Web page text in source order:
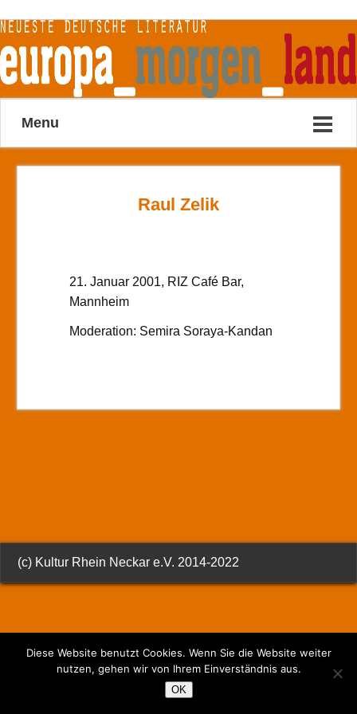
Menu
Raul Zelik
21. Januar 2001, RIZ Café Bar,
Mannheim
Moderation: Semira Soraya-Kandan
(c) Kultur Rhein Neckar e.V. 2014-2022
Diese Website benutzt Cookies. Wenn Sie die Website weiter
nutzen, gehen wir von Ihrem Einverständnis aus.
OK